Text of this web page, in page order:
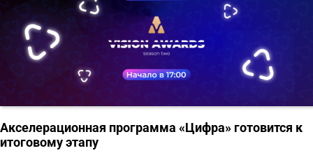
Акселерационная программа «Цифра» готовится к
итоговому этапу